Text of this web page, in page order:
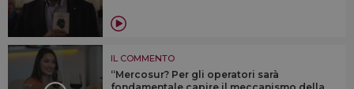
IL COMMENTO
“Mercosur? Per gli operatori sarà